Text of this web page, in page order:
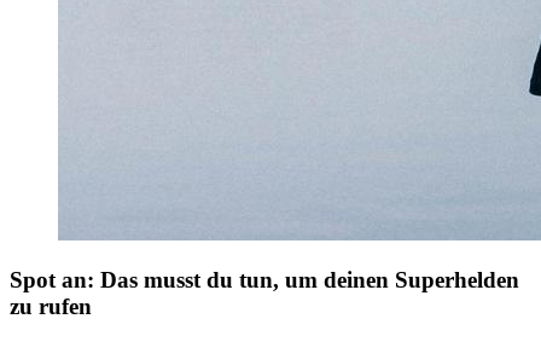
Spot an: Das musst du tun, um deinen Superhelden
zu rufen